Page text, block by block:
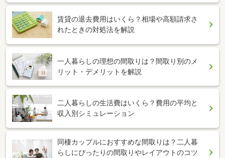
賃貸の退去費用はいくら？相場や高額請求さ
れたときの対処法を解説
一人暮らしの理想の間取りは？間取り別のメ
リット・デメリットを解説
二人暮らしの生活費はいくら？費用の平均と
収入別シミュレーション
同棲カップルにおすすめな間取りは？二人暮
らしにぴったりの間取りやレイアウトのコツ